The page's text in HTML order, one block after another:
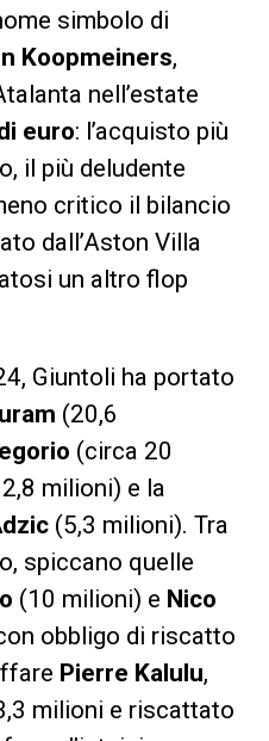
simbolo di
Koopmeiners,
nell’estate
euro: l’acquisto più
il più deludente
critico il bilancio
dall’Aston Villa
un altro flop
Giuntoli ha portato
(20,6
(circa 20
milioni) e la
(5,3 milioni). Tra
spiccano quelle
(10 milioni) e Nico
obbligo di riscatto
Pierre Kalulu,
milioni e riscattato